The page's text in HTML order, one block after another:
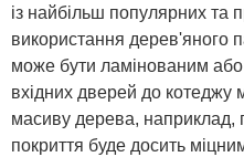
із найбільш популярних та
використання дерев'яного
може бути ламінованим
вхідних дверей до котеджу
масиву дерева, наприклад,
покриття буде досить